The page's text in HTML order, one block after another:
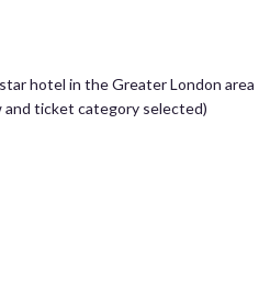
hotel in the Greater London area
and ticket category selected)